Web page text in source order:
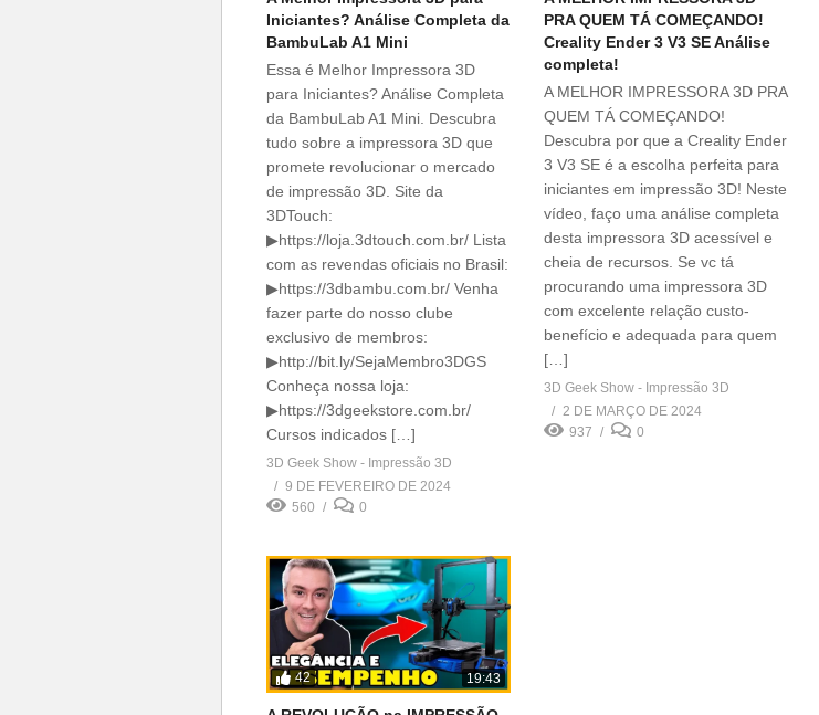
Iniciantes? Análise Completa da
BambuLab A1 Mini
Essa é Melhor Impressora 3D
para Iniciantes? Análise Completa
da BambuLab A1 Mini. Descubra
tudo sobre a impressora 3D que
promete revolucionar o mercado
de impressão 3D. Site da
3DTouch:
▶https://loja.3dtouch.com.br/ Lista
com as revendas oficiais no Brasil:
▶https://3dbambu.com.br/ Venha
fazer parte do nosso clube
exclusivo de membros:
▶http://bit.ly/SejaMembro3DGS
Conheça nossa loja:
▶https://3dgeekstore.com.br/
Cursos indicados […]
3D Geek Show - Impressão 3D
9 DE FEVEREIRO DE 2024
560
0
PRA QUEM TÁ COMEÇANDO!
Creality Ender 3 V3 SE Análise
completa!
A MELHOR IMPRESSORA 3D PRA
QUEM TÁ COMEÇANDO!
Descubra por que a Creality Ender
3 V3 SE é a escolha perfeita para
iniciantes em impressão 3D! Neste
vídeo, faço uma análise completa
desta impressora 3D acessível e
cheia de recursos. Se vc tá
procurando uma impressora 3D
com excelente relação custo-
benefício e adequada para quem
[…]
3D Geek Show - Impressão 3D
2 DE MARÇO DE 2024
937
0
42 19:43